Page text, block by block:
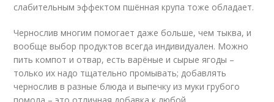
слабительным эффектом пшённая крупа тоже обладает.
Чернослив многим помогает даже больше, чем тыква, и
вообще выбор продуктов всегда индивидуален. Можно
пить компот и отвар, есть варёные и сырые ягоды –
только их надо тщательно промывать; добавлять
чернослив в разные блюда и выпечку из муки грубого